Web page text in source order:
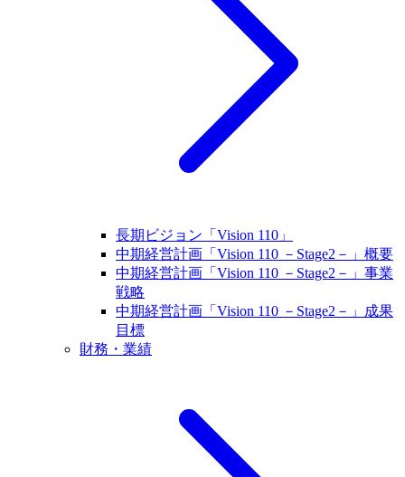
長期ビジョン「Vision 110」
中期経営計画「Vision 110 －Stage2－」概要
中期経営計画「Vision 110 －Stage2－」事業
戦略
中期経営計画「Vision 110 －Stage2－」成果
目標
財務・業績